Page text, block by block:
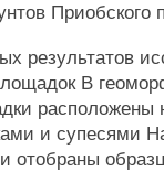
Приобского
результатов
В
расположены
и супесями
отобраны